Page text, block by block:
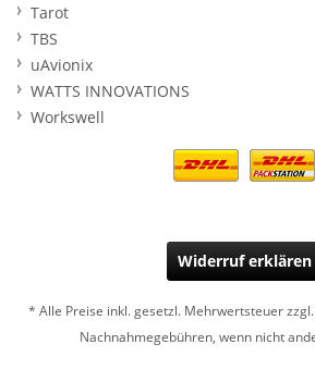
Tarot
TBS
uAvionix
WATTS INNOVATIONS
Workswell
Widerruf erklären
* Alle Preise inkl. gesetzl. Mehrwertsteuer zzgl.
Nachnahmegebühren, wenn nicht